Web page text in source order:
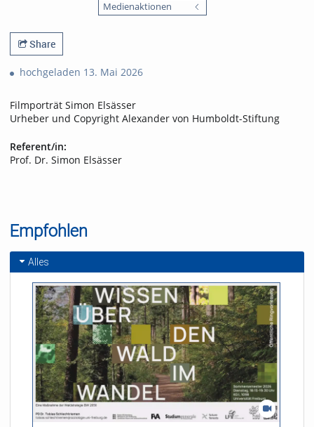
Medienaktionen
Share
hochgeladen 13. Mai 2026
Filmporträt Simon Elsässer
Urheber und Copyright Alexander von Humboldt-Stiftung
Referent/in:
Prof. Dr. Simon Elsässer
Empfohlen
Alles